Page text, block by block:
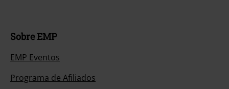
Sobre EMP
EMP Eventos
Programa de Afiliados